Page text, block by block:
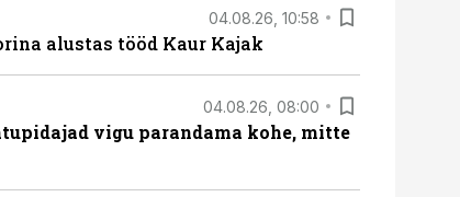
04.08.26, 10:58
alustas tööd Kaur Kajak
04.08.26, 08:00
vigu parandama kohe, mitte